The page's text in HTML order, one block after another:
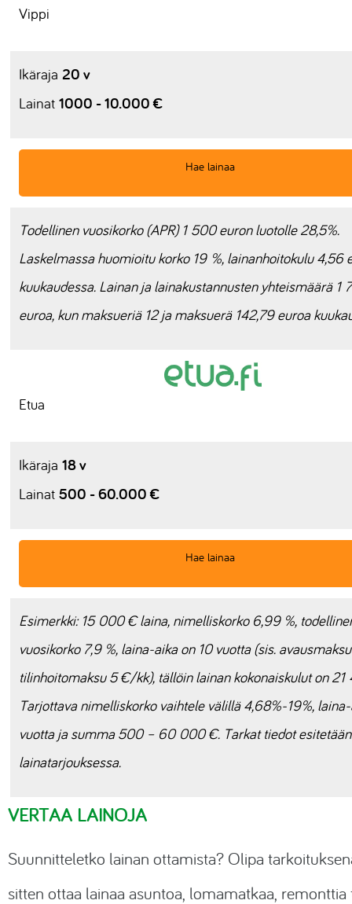
Vippi
Ikäraja 20 v
Lainat 1000 - 10.000 €
Hae lainaa
Todellinen vuosikorko (APR) 1 500 euron luotolle 28,5%.
Laskelmassa huomioitu korko 19 %, lainanhoitokulu 4,56
kuukaudessa. Lainan ja lainakustannusten yhteismäärä 1
euroa, kun maksueriä 12 ja maksuerä 142,79 euroa
Etua
Ikäraja 18 v
Lainat 500 - 60.000 €
Hae lainaa
Esimerkki: 15 000 € laina, nimelliskorko 6,99 %,
vuosikorko 7,9 %, laina-aika on 10 vuotta (sis.
tilinhoitomaksu 5 €/kk), tällöin lainan kokonaiskulut on
Tarjottava nimelliskorko vaihtele välillä 4,68%-19%,
vuotta ja summa 500 – 60 000 €. Tarkat tiedot esitetään
lainatarjouksessa.
VERTAA LAINOJA
Suunnitteletko lainan ottamista? Olipa
sitten ottaa lainaa asuntoa, lomamatkaa, remonttia